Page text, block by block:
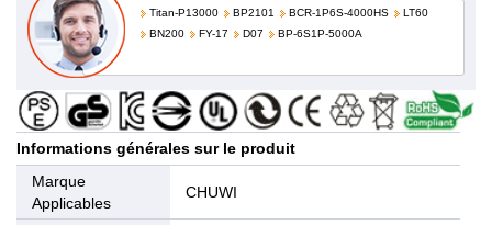
Titan-P13000 BP2101 BCR-1P6S-4000HS
LT60
BN200
FY-17 D07 BP-6S1P-5000A
Informations générales sur le produit
Marque
Applicables
CHUWI